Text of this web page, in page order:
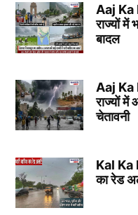
Aaj Ka
राज्यों में
बादल
Aaj Ka
राज्यों
चेतावनी
Kal Ka
का रेड